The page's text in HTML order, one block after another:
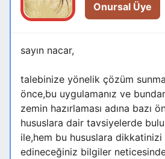
Onursal Üye
sayın nacar,
talebinize yönelik çözüm
önce,bu uygulamanız ve
zemin hazırlaması adına bazı
hususlara dair tavsiyelerde
ile,hem bu hususlara
edineceğiniz bilgiler